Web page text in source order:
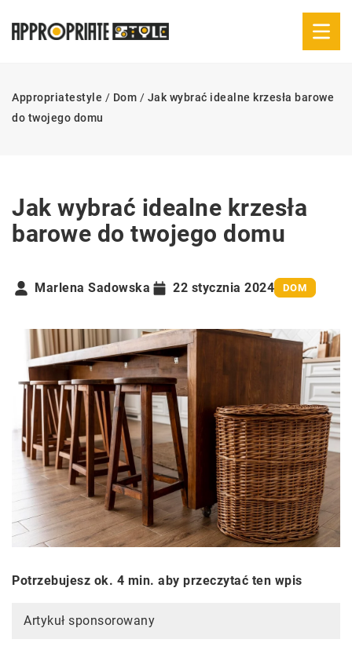
Appropriatestyle / Dom / Jak wybrać idealne krzesła barowe
do twojego domu
Jak wybrać idealne krzesła
barowe do twojego domu
Marlena Sadowska 22 stycznia 2024 DOM
Potrzebujesz ok. 4 min. aby przeczytać ten wpis
Artykuł sponsorowany